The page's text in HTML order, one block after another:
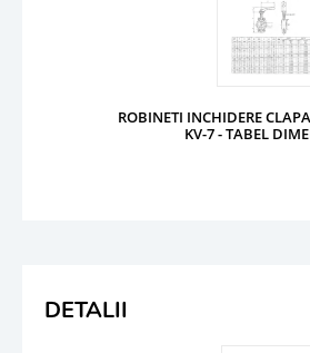
ROBINETI INCHIDERE
KV-7 - TABEL
DETALII